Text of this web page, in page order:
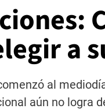
a
al
aún no logra